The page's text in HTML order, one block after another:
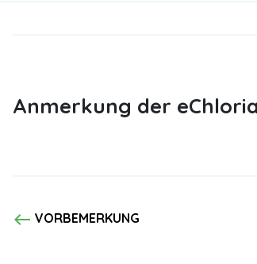
Anmerkung der
west VORBEMERKUNG